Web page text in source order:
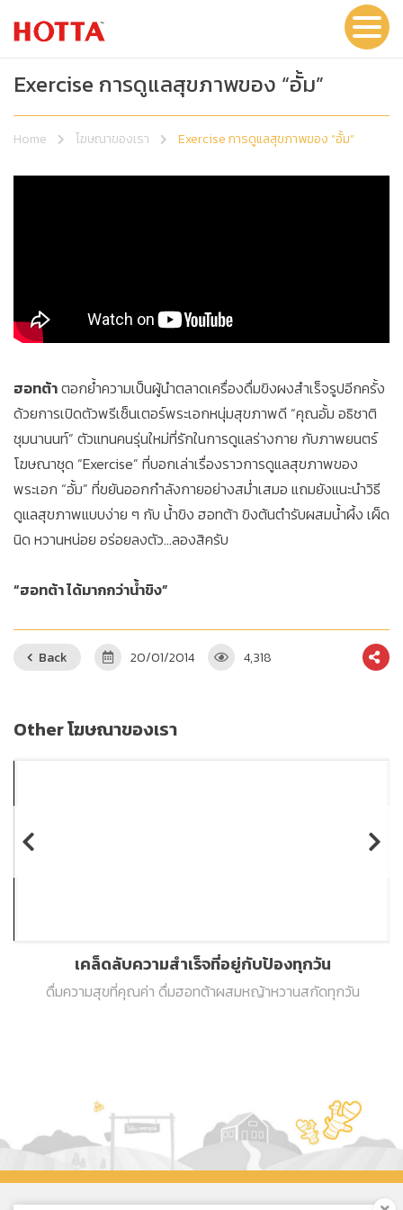
Exercise การดูแลสุขภาพของ “อั้ม”
Home โฆษณาของเรา Exercise การดูแลสุขภาพของ “อั้ม”
ฮอทต้าตอกย้ำความเป็นผู้นำตลาดเครื่องดื่มขิงผงสำเร็จรูปอีกครั้ง
ด้วยการเปิดตัวพรีเซ็นเตอร์พระเอกหนุ่มสุขภาพดี “คุณอั้ม อธิชาติ
ชุมนานนท์” ตัวแทนคนรุ่นใหม่ที่รักในการดูแลร่างกาย กับภาพยนตร์
โฆษณาชุด “Exercise” ที่บอกเล่าเรื่องราวการดูแลสุขภาพของ
พระเอก “อั้ม” ที่ขยันออกกำลังกายอย่างสม่ำเสมอ แถมยังแนะนำวิธี
ดูแลสุขภาพแบบง่าย ๆ กับ น้ำขิง ฮอทต้า ขิงต้นตำรับผสมน้ำผึ้ง เผ็ด
นิด หวานหน่อย อร่อยลงตัว...ลองสิครับ
“ฮอทต้า ได้มากกว่าน้ำขิง”
Back 20/01/2014 4,318
Other โฆษณาของเรา
เคล็ดลับความสำเร็จที่อยู่กับป้องทุกวัน
ดื่มความสุขที่คุณค่า ดื่มฮอทต้าผสมหญ้าหวานสกัดทุกวัน